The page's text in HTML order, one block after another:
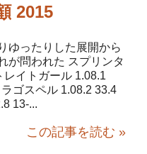
2015
ゆったりした展開から
が問われた スプリンタ
レイトガール 1.08.1
ゴスペル 1.08.2 33.4
13-...
この記事を読む »